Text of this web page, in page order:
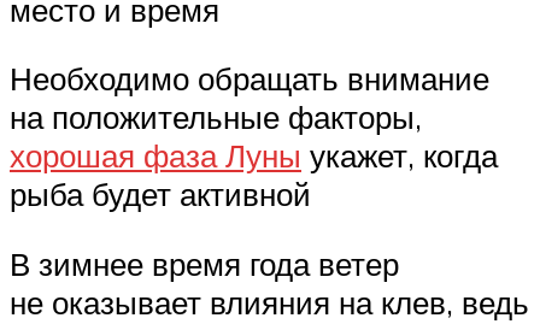
место и время
Необходимо обращать внимание
на положительные факторы,
хорошая фаза Луны укажет, когда
рыба будет активной
В зимнее время года ветер
не оказывает влияния на клев, ведь